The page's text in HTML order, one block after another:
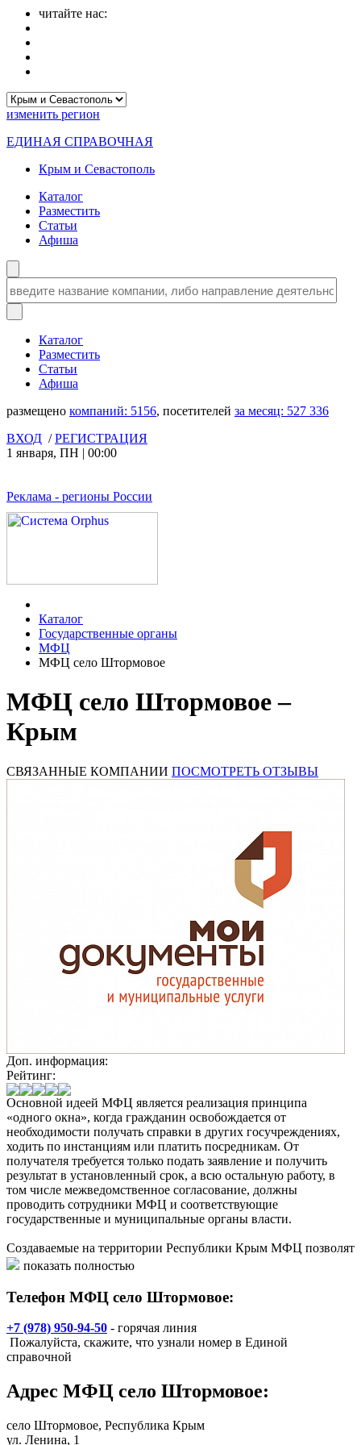
читайте нас:
изменить регион
ЕДИНАЯ СПРАВОЧНАЯ
Крым и Севастополь
Каталог
Разместить
Статьи
Афиша
Каталог
Разместить
Статьи
Афиша
размещено компаний: 5156, посетителей за месяц: 527 336
ВХОД /РЕГИСТРАЦИЯ
1 января, ПН | 00:00
Реклама - регионы России
Каталог
Государственные органы
МФЦ
МФЦ село Штормовое
МФЦ село Штормовое –
Крым
СВЯЗАННЫЕ КОМПАНИИ ПОСМОТРЕТЬ ОТЗЫВЫ
Доп. информация:
Рейтинг:
Основной идеей МФЦ является реализация принципа
«одного окна», когда гражданин освобождается от
необходимости получать справки в других госучреждениях,
ходить по инстанциям или платить посредникам. От
получателя требуется только подать заявление и получить
результат в установленный срок, а всю остальную работу, в
том числе межведомственное согласование, должны
проводить сотрудники МФЦ и соответствующие
государственные и муниципальные органы власти.
Создаваемые на территории Республики Крым МФЦ позволят
гражданам получать самые разные услуги (получение
постановка на налоговый учет и пр.) в одном помещении и не
взаимодействовать при этом с чиновниками непосредственно.
Такой подход минимизирует моральные, материальные и
временные издержки заявителей.
Основными функциями МФЦ являются:
- прием запросов заявителей о предоставлении
- представление интересов заявителей при взаимодействии
с государственными органами, органами местного
показать полностью
Телефон МФЦ село Штормовое:
+7 (978) 950-94-50 - горячая линия
Пожалуйста, скажите, что узнали номер в Единой
справочной
Адрес МФЦ село Штормовое:
село Штормовое, Республика Крым
ул. Ленина, 1